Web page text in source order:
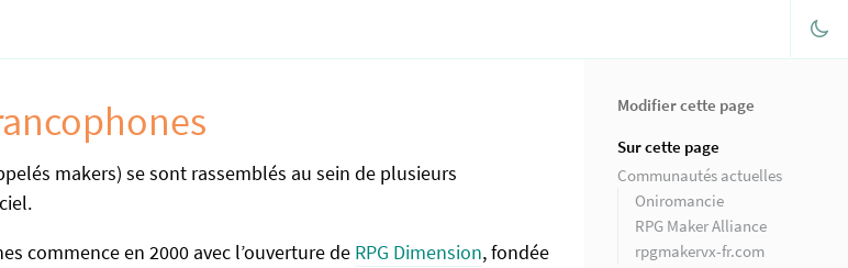
makers) se sont rassemblés au sein de plusieurs
commence en 2000 avec l’ouverture de RPG Dimension, fondée
Modifier cette page
Sur cette page
Communautés actuelles
Oniromancie
RPG Maker Alliance
rpgmakervx-fr.com